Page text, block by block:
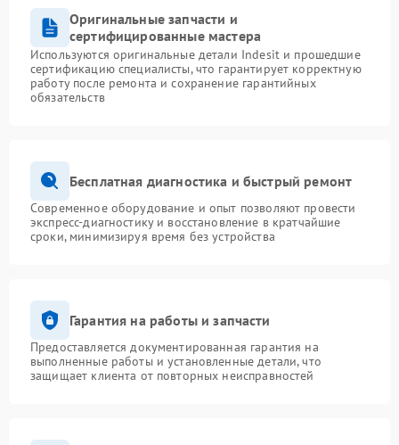
Оригинальные запчасти и
сертифицированные мастера
Используются оригинальные детали Indesit и прошедшие
сертификацию специалисты, что гарантирует корректную
работу после ремонта и сохранение гарантийных
обязательств
Бесплатная диагностика и быстрый ремонт
Современное оборудование и опыт позволяют провести
экспресс-диагностику и восстановление в кратчайшие
сроки, минимизируя время без устройства
Гарантия на работы и запчасти
Предоставляется документированная гарантия на
выполненные работы и установленные детали, что
защищает клиента от повторных неисправностей